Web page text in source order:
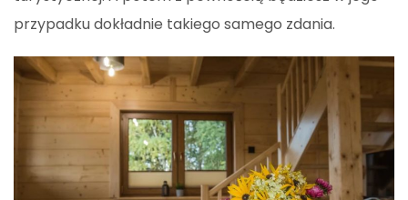
przypadku dokładnie takiego samego zdania.